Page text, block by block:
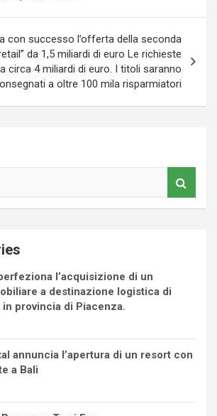
con successo l’offerta della seconda
da 1,5 miliardi di euro Le richieste
circa 4 miliardi di euro. I titoli saranno
a oltre 100 mila risparmiatori
l’acquisizione di un
a destinazione logistica di
provincia di Piacenza.
annuncia l’apertura di un resort con
a Bali